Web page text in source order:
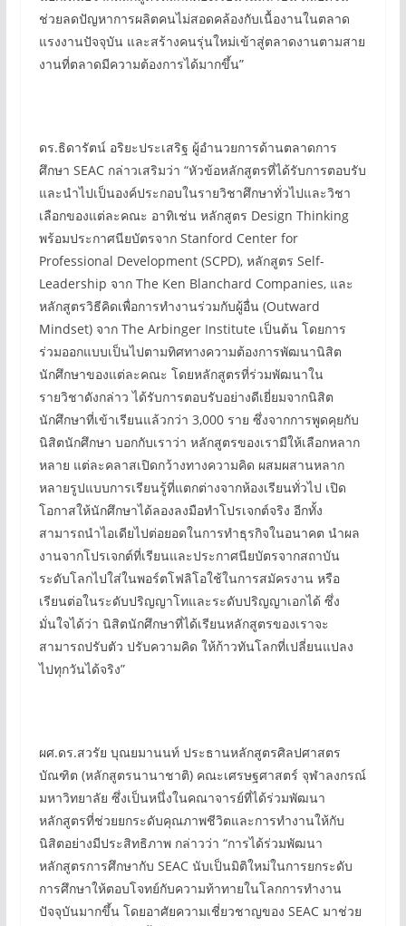
ช่วยลดปัญหาการผลิตคนไม่สอดคล้องกับเนื้องานในตลาด
แรงงานปัจจุบัน และสร้างคนรุ่นใหม่เข้าสู่ตลาดงานตามสาย
งานที่ตลาดมีความต้องการได้มากขึ้น”
ดร.ธิดารัตน์ อริยะประเสริฐ ผู้อำนวยการด้านตลาดการ
ศึกษา SEAC กล่าวเสริมว่า “หัวข้อหลักสูตรที่ได้รับการตอบรับ
และนำไปเป็นองค์ประกอบในรายวิชาศึกษาทั่วไปและวิชา
เลือกของแต่ละคณะ อาทิเช่น หลักสูตร Design Thinking
พร้อมประกาศนียบัตรจาก Stanford Center for
Professional Development (SCPD), หลักสูตร Self-
Leadership จาก The Ken Blanchard Companies, และ
หลักสูตรวิธีคิดเพื่อการทำงานร่วมกับผู้อื่น (Outward
Mindset) จาก The Arbinger Institute เป็นต้น โดยการ
ร่วมออกแบบเป็นไปตามทิศทางความต้องการพัฒนานิสิต
นักศึกษาของแต่ละคณะ โดยหลักสูตรที่ร่วมพัฒนาใน
รายวิชาดังกล่าว ได้รับการตอบรับอย่างดีเยี่ยมจากนิสิต
นักศึกษาที่เข้าเรียนแล้วกว่า 3,000 ราย ซึ่งจากการพูดคุยกับ
นิสิตนักศึกษา บอกกับเราว่า หลักสูตรของเรามีให้เลือกหลาก
หลาย แต่ละคลาสเปิดกว้างทางความคิด ผสมผสานหลาก
หลายรูปแบบการเรียนรู้ที่แตกต่างจากห้องเรียนทั่วไป เปิด
โอกาสให้นักศึกษาได้ลองลงมือทำโปรเจกต์จริง อีกทั้ง
สามารถนำไอเดียไปต่อยอดในการทำธุรกิจในอนาคต นำผล
งานจากโปรเจกต์ที่เรียนและประกาศนียบัตรจากสถาบัน
ระดับโลกไปใส่ในพอร์ตโฟลิโอใช้ในการสมัครงาน หรือ
เรียนต่อในระดับปริญญาโทและระดับปริญญาเอกได้ ซึ่ง
มั่นใจได้ว่า นิสิตนักศึกษาที่ได้เรียนหลักสูตรของเราจะ
สามารถปรับตัว ปรับความคิด ให้ก้าวทันโลกที่เปลี่ยนแปลง
ไปทุกวันได้จริง”
ผศ.ดร.สวรัย บุณยมานนท์ ประธานหลักสูตรศิลปศาสตร
บัณฑิต (หลักสูตรนานาชาติ) คณะเศรษฐศาสตร์ จุฬาลงกรณ์
มหาวิทยาลัย ซึ่งเป็นหนึ่งในคณาจารย์ที่ได้ร่วมพัฒนา
หลักสูตรที่ช่วยยกระดับคุณภาพชีวิตและการทำงานให้กับ
นิสิตอย่างมีประสิทธิภาพ กล่าวว่า “การได้ร่วมพัฒนา
หลักสูตรการศึกษากับ SEAC นับเป็นมิติใหม่ในการยกระดับ
การศึกษาให้ตอบโจทย์กับความท้าทายในโลกการทำงาน
ปัจจุบันมากขึ้น โดยอาศัยความเชี่ยวชาญของ SEAC มาช่วย